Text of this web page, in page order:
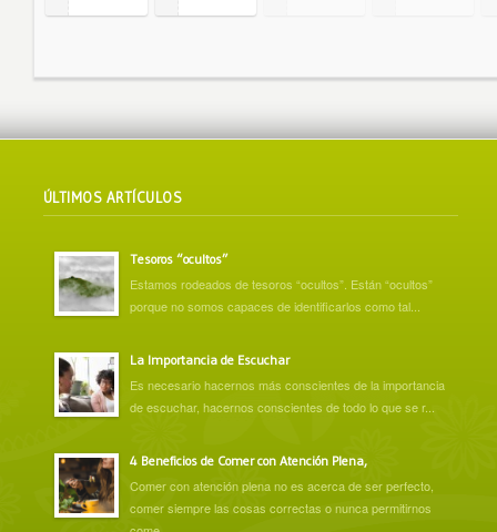
ÚLTIMOS ARTÍCULOS
Tesoros “ocultos”
Estamos rodeados de tesoros “ocultos”. Están “ocultos”
porque no somos capaces de identificarlos como tal...
La Importancia de Escuchar
Es necesario hacernos más conscientes de la importancia
de escuchar, hacernos conscientes de todo lo que se r...
4 Beneficios de Comer con Atención Plena,
Comer con atención plena no es acerca de ser perfecto,
comer siempre las cosas correctas o nunca permitirnos